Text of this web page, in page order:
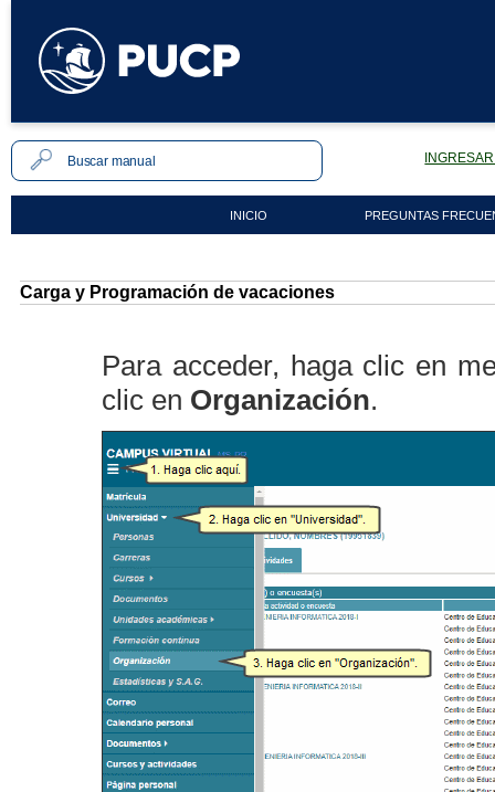
INICIO PREGUNTAS
Carga y Programación de vacaciones
Para acceder, haga clic en
clic en Organización.